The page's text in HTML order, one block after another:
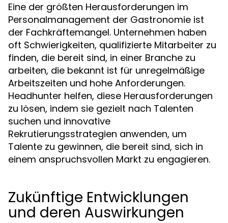
Eine der größten Herausforderungen im
Personalmanagement der Gastronomie ist
der Fachkräftemangel. Unternehmen haben
oft Schwierigkeiten, qualifizierte Mitarbeiter zu
finden, die bereit sind, in einer Branche zu
arbeiten, die bekannt ist für unregelmäßige
Arbeitszeiten und hohe Anforderungen.
Headhunter helfen, diese Herausforderungen
zu lösen, indem sie gezielt nach Talenten
suchen und innovative
Rekrutierungsstrategien anwenden, um
Talente zu gewinnen, die bereit sind, sich in
einem anspruchsvollen Markt zu engagieren.
Zukünftige Entwicklungen
und deren Auswirkungen